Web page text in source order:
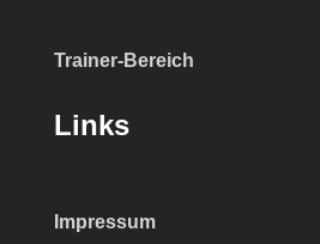
Trainer-Bereich
Links
Impressum